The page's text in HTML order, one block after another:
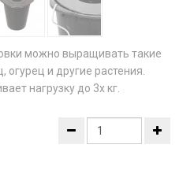
можно выращивать такие
огурец и другие растения.
нагрузку до 3х кг.